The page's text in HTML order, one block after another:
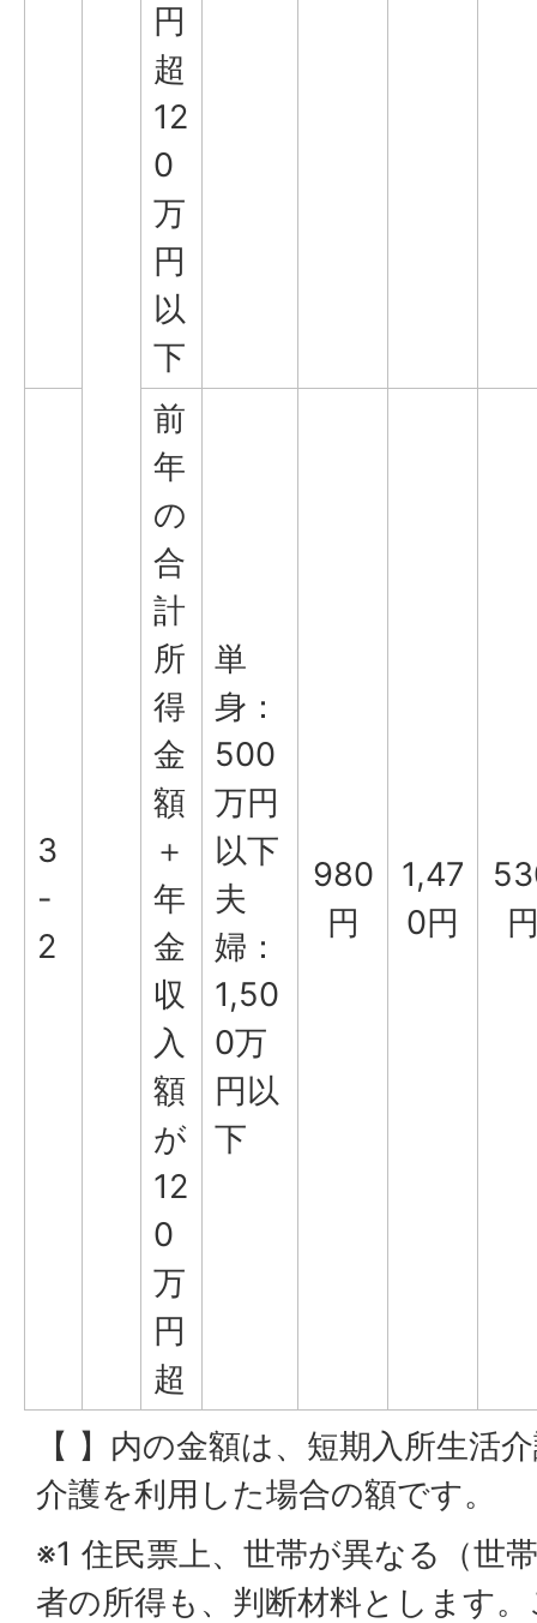
円
超
12
0
万
円
以
下
3
-
2
前
年
の
合
計
所
得
金
額
＋
年
金
収
入
額
が
12
0
万
円
超
単
身：
500
万円
以下
夫
婦：
1,50
0万
円以
下
980
円
1,47
0円
【 】内の金額は、短期入所生活
介護を利用した場合の額です。
※1 住民票上、世帯が異なる（世
者の所得も、判断材料とします